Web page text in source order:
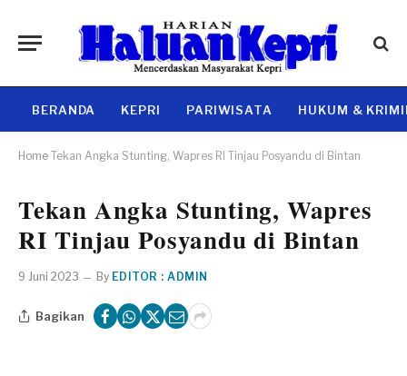
BERANDA KEPRI PARIWISATA HUKUM &
Home Tekan Angka Stunting, Wapres RI Tinjau Posyandu di Bintan
Tekan Angka Stunting, Wapres
RI Tinjau Posyandu di Bintan
9 Juni 2023 By EDITOR : ADMIN
Bagikan